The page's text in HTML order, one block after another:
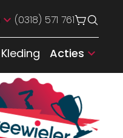
(0318) 571 761
Kleding Acties